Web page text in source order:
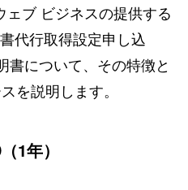
ブ ビジネスの提供する
代行取得設定申し込
書について、その特徴と
を説明します。
1年）